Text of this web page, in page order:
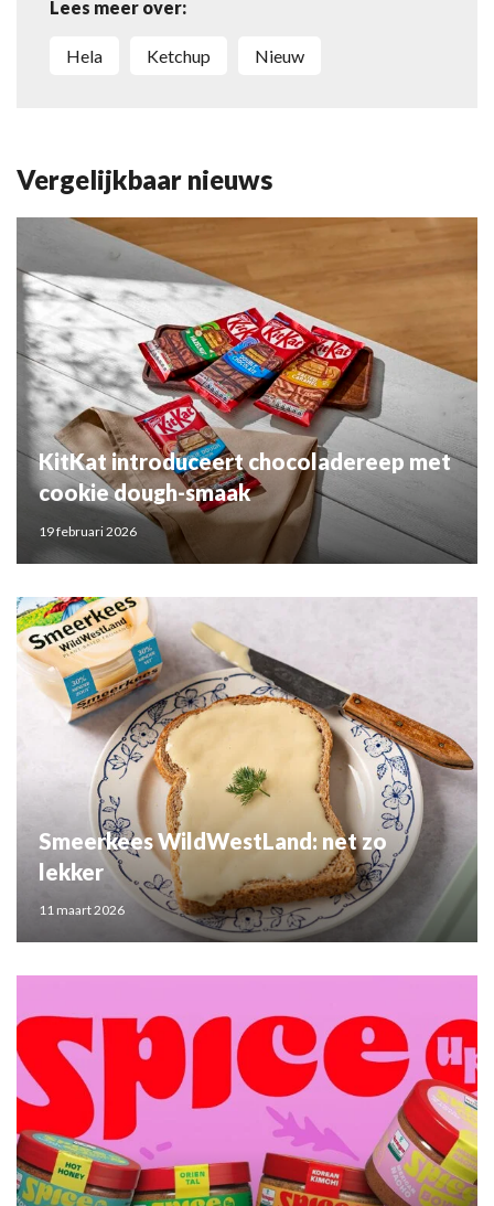
Lees meer over:
Hela Ketchup Nieuw
Vergelijkbaar nieuws
KitKat introduceert chocoladereep met
cookie dough-smaak
19 februari 2026
Smeerkees WildWestLand: net zo
lekker
11 maart 2026